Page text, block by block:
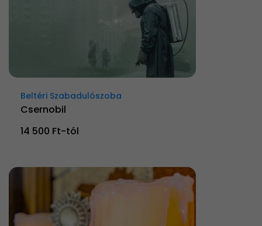
Beltéri Szabadulószoba
Csernobil
14 500 Ft-tól